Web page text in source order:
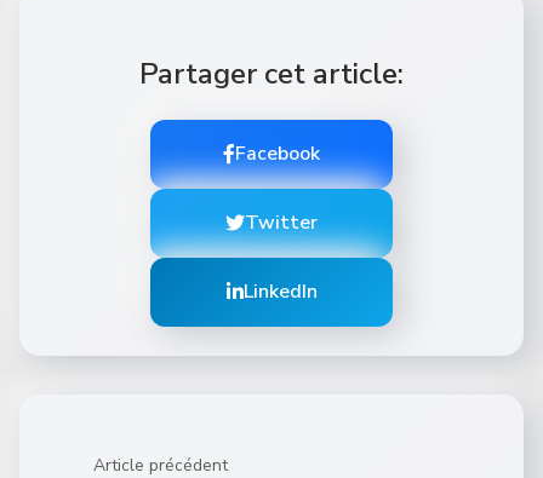
Partager cet article:
Facebook
Twitter
LinkedIn
Article précédent